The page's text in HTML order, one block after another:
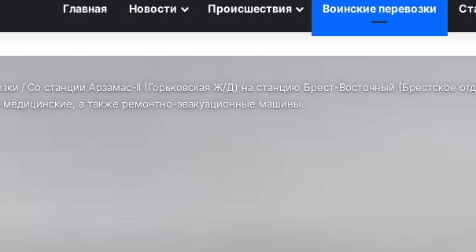
Главная Новости Происшествия Воинские перевозки
/ Со станции Арзамас-II (Горьковская Ж/Д) на станцию Брест-Восточный (Брестское
а также ремонтно-эвакуационные машины.